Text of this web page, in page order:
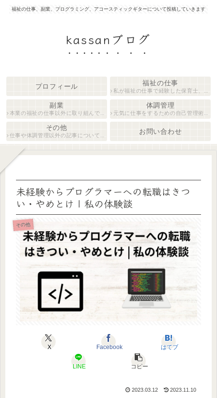
福祉の仕事、副業、プログラミング、アコースティックギターについて投稿していきます
kassanブログ
プロフィール 福祉の仕事
私が福祉の仕事で経験した保育士、障がい者生活支援員について紹介します。
副業
本業の福祉の仕事以外に取り組んでいる仕事について紹介します。
体調管理
元気に仕事をするための自己管理術について説明します。
その他
仕事や体調管理以外の記事について執筆しています。
お問い合わせ
未経験からプログラマーへの転職はきつ
い・やめとけ | 私の体験談
その他
X Facebook はてブ
LINE コピー
2023.03.12 2023.11.10